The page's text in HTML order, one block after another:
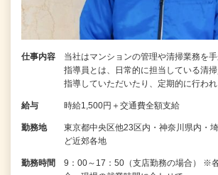
仕事内容
当社はマンションの管理や清掃業務を
指導員とは、日常的に担当している清
指導していただいたり、定期的に行わ
給与 時給1,500円＋交通費全額支給
勤務地
東京都中央区他23区内・神奈川県内・
ど近郊各地
勤務時間
9：00～17：50（支店勤務の場合） ※